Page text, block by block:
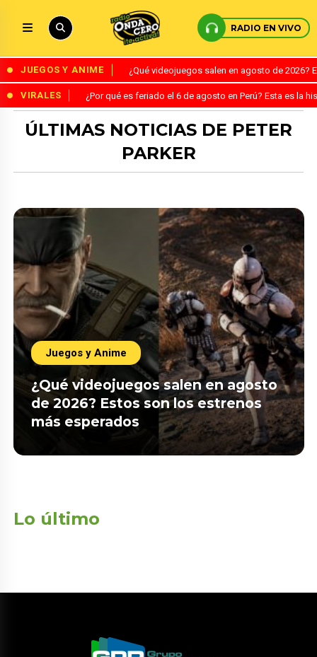
RADIO EN VIVO
JUEGOS Y ANIME ¿Qué videojuegos salen en agosto de
VIRALES ¿Por qué es feriado el 6 de agosto en Perú? Esta es la
ÚLTIMAS NOTICIAS DE PETER
PARKER
Juegos y Anime
¿Qué videojuegos salen en agosto
de 2026? Estos son los estrenos
más esperados
Lo último